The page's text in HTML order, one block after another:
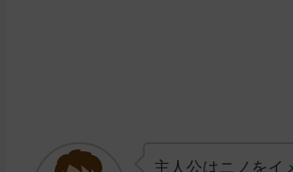
主人公はニノをイ